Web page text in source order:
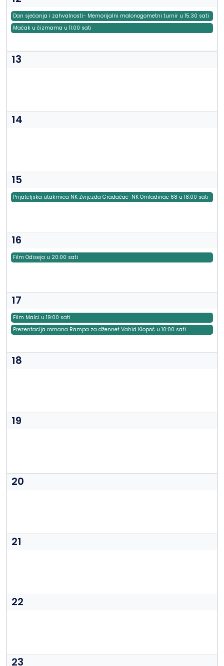
Dan sjećanja i zahvalnosti- Memorijalni malonogometni turnir u 15:30 sati
Mačak u čizmama u 11:00 sati
13
14
15
Prijateljska utakmica NK Zvijezda Gradačac-NK Omladinac 68 u 18:00 sati
16
Film Odiseja u 20:00 sati
17
Film Malci u 19:00 sati
Prezentacija romana Rampa za džennet Vahid Klopoć u 10:00 sati
18
19
20
21
22
23